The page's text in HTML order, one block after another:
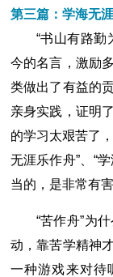
第三篇：学海无
“书山有路勤
今的名言，激励
类做出了有益的
亲身实践，证明
的学习太艰苦了
无涯乐作舟”、“
当的，是非常有
“苦作舟”为
动，靠苦学精神
一种游戏来对待